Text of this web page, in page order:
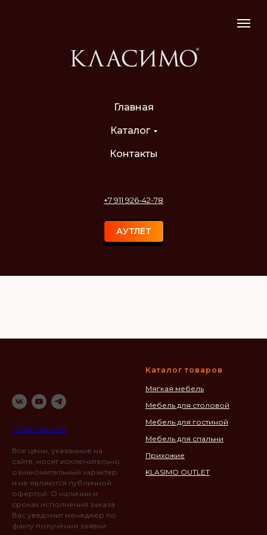
Главная
Каталог
Контакты
+7 911 926-42-78
АУТЛЕТ
+7 812 926 4278
Все цены, указанные на
сайте, носят исключительно
ознакомительный характер
и не являются публичной
офертой. О наличии и
сроках исполнения заказа
Вас уведомит менеджер по
факту получения заявки.
Каталог товаров
Мягкая мебель
Мебель для столовой
Мебель для гостиной
Мебель для спальни
Прихожие
KLASIMO OUTLET